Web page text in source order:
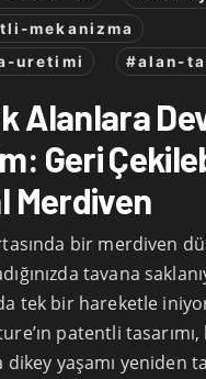
mekanizma
uretimi
#alan-
Alanlara
Geri
Merdiven
bir merdiven
tavana
tek bir hareketle
patentli
yaşamı yeniden